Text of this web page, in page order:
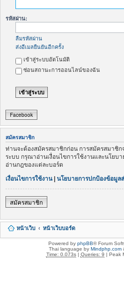
รหัสผ่าน:
ลืมรหัสผ่าน
ส่งอีเมลยืนยันอีกครั้ง
เข้าสู่ระบบอัตโนมัติ
ซ่อนสถานะการออนไลน์ของฉัน
Facebook
สมัครสมาชิก
ท่านจะต้องสมัครสมาชิกก่อน การสมัครสมาชิก
ระบบ กรุณาอ่านเงื่อนไขการใช้งานและนโยบ
อ่านกฎของแต่ละบอร์ด
เงื่อนไขการใช้งาน| นโยบายการปกป้องข้อมูล
สมัครสมาชิก
หน้าเว็บ หน้าเว็บบอร์ด
Powered by phpBB® Forum
Thai language by Mindphp.com
Time: 0.073s| Queries: 9 | Peak